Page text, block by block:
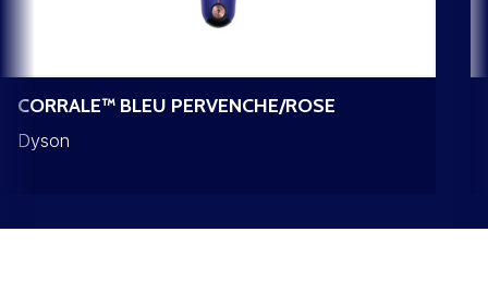
CORRALE™ BLEU PERVENCHE/ROSE
Dyson